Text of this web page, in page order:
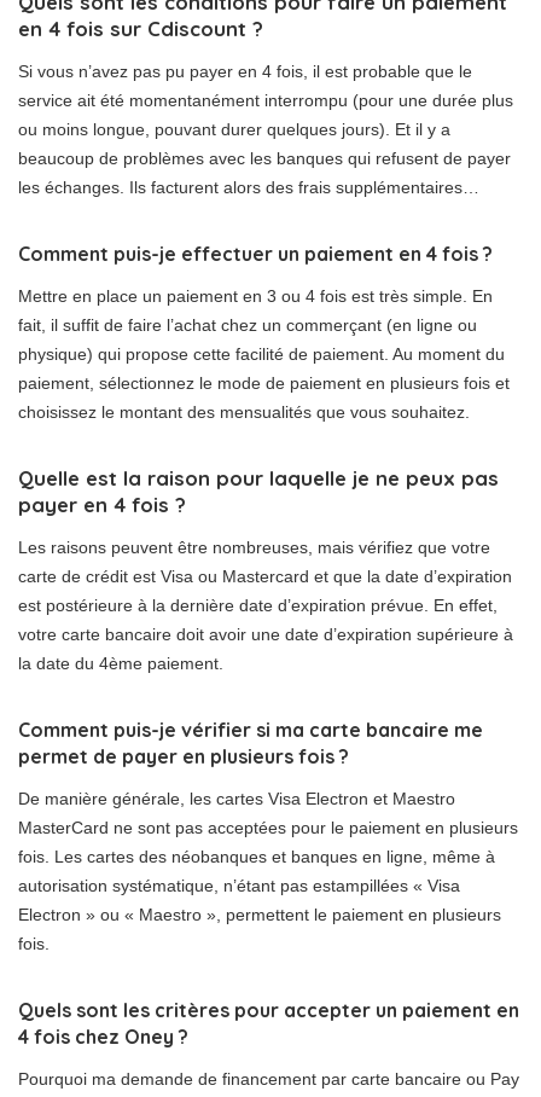
en 4 fois sur Cdiscount ?
Si vous n’avez pas pu payer en 4 fois, il est probable que le
service ait été momentanément interrompu (pour une durée plus
ou moins longue, pouvant durer quelques jours). Et il y a
beaucoup de problèmes avec les banques qui refusent de payer
les échanges. Ils facturent alors des frais supplémentaires…
Comment puis-je effectuer un paiement en 4 fois ?
Mettre en place un paiement en 3 ou 4 fois est très simple. En
fait, il suffit de faire l’achat chez un commerçant (en ligne ou
physique) qui propose cette facilité de paiement. Au moment du
paiement, sélectionnez le mode de paiement en plusieurs fois et
choisissez le montant des mensualités que vous souhaitez.
Quelle est la raison pour laquelle je ne peux pas
payer en 4 fois ?
Les raisons peuvent être nombreuses, mais vérifiez que votre
carte de crédit est Visa ou Mastercard et que la date d’expiration
est postérieure à la dernière date d’expiration prévue. En effet,
votre carte bancaire doit avoir une date d’expiration supérieure à
la date du 4ème paiement.
Comment puis-je vérifier si ma carte bancaire me
permet de payer en plusieurs fois ?
De manière générale, les cartes Visa Electron et Maestro
MasterCard ne sont pas acceptées pour le paiement en plusieurs
fois. Les cartes des néobanques et banques en ligne, même à
autorisation systématique, n’étant pas estampillées « Visa
Electron » ou « Maestro », permettent le paiement en plusieurs
fois.
Quels sont les critères pour accepter un paiement en
4 fois chez Oney ?
Pourquoi ma demande de financement par carte bancaire ou Pay